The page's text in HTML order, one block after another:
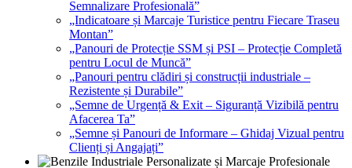
Semnalizare Profesională”
„Indicatoare și Marcaje Turistice pentru Fiecare Traseu
Montan”
„Panouri de Protecție SSM și PSI – Protecție Completă
pentru Locul de Muncă”
„Panouri pentru clădiri și construcții industriale –
Rezistente și Durabile”
„Semne de Urgență & Exit – Siguranță Vizibilă pentru
Afacerea Ta”
„Semne și Panouri de Informare – Ghidaj Vizual pentru
Clienți și Angajați”